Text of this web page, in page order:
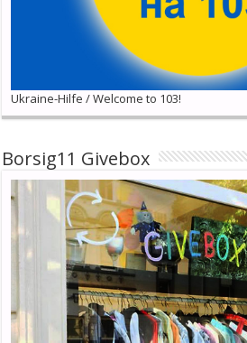
Ukraine-Hilfe / Welcome to 103!
Borsig11 Givebox